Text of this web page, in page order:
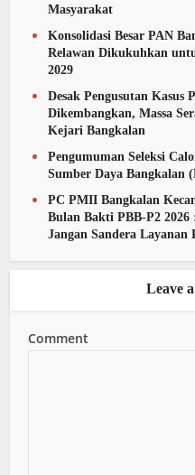
Masyarakat
Konsolidasi Besar PAN
Relawan Dikukuhkan
2029
Desak Pengusutan Kasus
Dikembangkan, Massa
Kejari Bangkalan
Pengumuman Seleksi
Sumber Daya Bangkalan
PC PMII Bangkalan
Bulan Bakti PBB-P2 2026
Jangan Sandera
Leave
Comment